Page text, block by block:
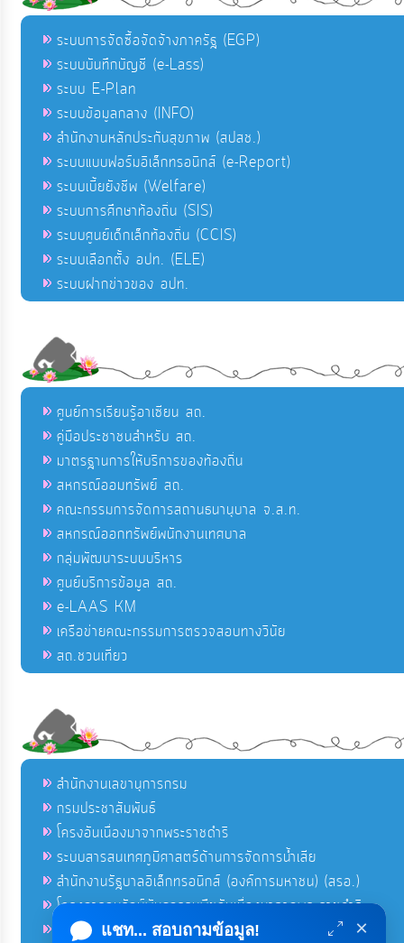
ระบบการจัดซื้อจัดจ้างภาครัฐ (EGP)
ระบบบันทึกบัญชี (e-Lass)
ระบบ E-Plan
ระบบข้อมูลกลาง (INFO)
สำนักงานหลักประกันสุขภาพ (สปสช.)
ระบบแบบฟอร์มอิเล็กทรอนิกส์ (e-Report)
ระบบเบี้ยยังชีพ (Welfare)
ระบบการศึกษาท้องถิ่น (SIS)
ระบบศูนย์เด็กเล็กท้องถิ่น (CCIS)
ระบบเลือกตั้ง อปท. (ELE)
ระบบฝากข่าวของ อปท.
ศูนย์การเรียนรู้อาเซียน สถ.
คู่มือประชาชนสำหรับ สถ.
มาตรฐานการให้บริการของท้องถิ่น
สหกรณ์ออมทรัพย์ สถ.
คณะกรรมการจัดการสถานธนานุบาล จ.ส.ท.
สหกรณ์ออกทรัพย์พนักงานเทศบาล
กลุ่มพัฒนาระบบบริหาร
ศูนย์บริการข้อมูล สถ.
e-LAAS KM
เครือข่ายคณะกรรมการตรวจสอบทางวินัย
สถ.ชวนเที่ยว
สำนักงานเลขานุการกรม
กรมประชาสัมพันธ์
โครงอันเนื่องมาจากพระราชดำริ
ระบบสารสนเทศภูมิศาสตร์ด้านการจัดการน้ำเสีย
สำนักงานรัฐบาลอิเล็กทรอนิกส์ (องค์การมหาชน) (สรอ.)
โครงการอนุรักษ์พันธุกรรมพืชอันเนื่องมาจากพระราชดำริ
คลังข่าวมหาไทย
แชท... สอบถามข้อมูล! ×